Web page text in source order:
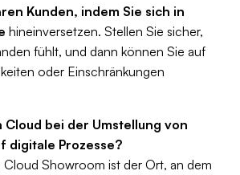
Kunden, indem Sie sich in
hineinversetzen. Stellen Sie sicher,
fühlt, und dann können Sie auf
oder Einschränkungen
Cloud bei der Umstellung von
digitale Prozesse?
Cloud Showroom ist der Ort, an dem